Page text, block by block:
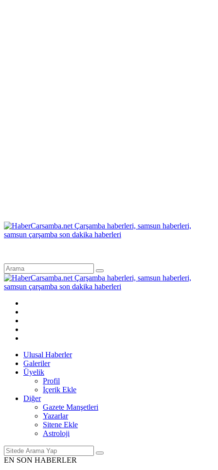
Ulusal Haberler
Galeriler
Üyelik
Profil
İçerik Ekle
Diğer
Gazete Manşetleri
Yazarlar
Sitene Ekle
Astroloji
EN SON HABERLER